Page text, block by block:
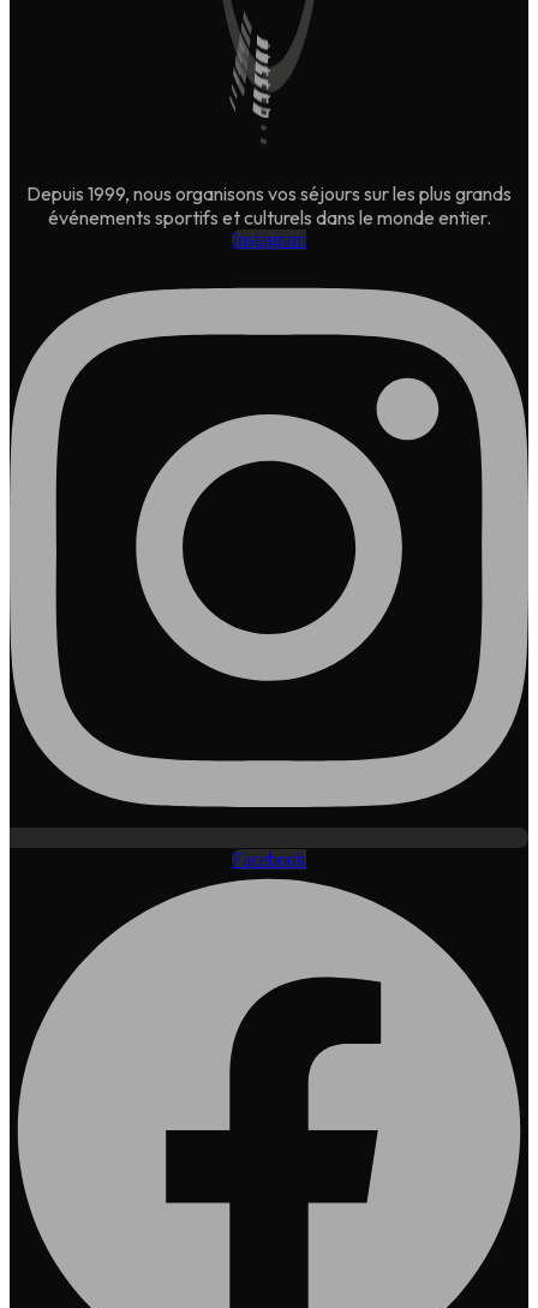
Depuis 1999, nous organisons vos séjours sur les plus grands
événements sportifs et culturels dans le monde entier.
Instagram
Facebook